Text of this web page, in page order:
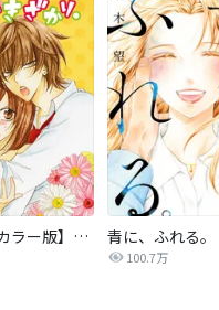
【タテカラー版】なまいきざかり。 青に、ふれる。
100.7万